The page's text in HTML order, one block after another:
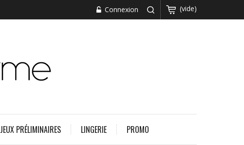
(vide)
Connexion
JEUX PRÉLIMINAIRES LINGERIE PROMO